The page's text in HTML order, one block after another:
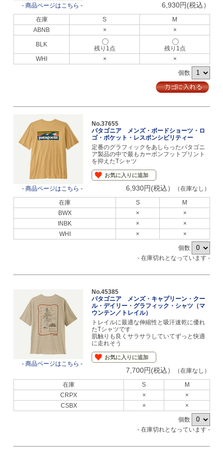
- 商品ページはこちら - 6,930円(税込）
在庫 S
M
ABNB
× ×
BLK
残り1点
残り1点
WHI
×
×
個数
- 商品ページはこちら -
No.37655
パタゴニア メンズ・ボードショーツ・ロ
ゴ・ポケット・レスポンシビリティー
定番のグラフィックをあしらったパタゴニ
ア製品の中で最もカーボンフットプリント
を抑えたTシャツ
お気に入りに追加
6,930円(税込）
（在庫なし）
在庫
S
M
BWX
×
×
INBK
×
×
WHI
×
×
個数
- 在庫切れとなっています -
- 商品ページはこちら -
No.45385
パタゴニア メンズ・キャプリーン・クー
ル・デイリー・グラフィック・シャツ（マ
ウンテン／トレイル）
トレイルに最適な伸縮性と吸汗速乾に優れ
たTシャツです
肌触りも良くサラサラしていてずっと快適
に走れそう
お気に入りに追加
7,700円(税込）
（在庫なし）
在庫
S
M
CRPX
×
×
CSBX
×
×
個数
- 在庫切れとなっています -